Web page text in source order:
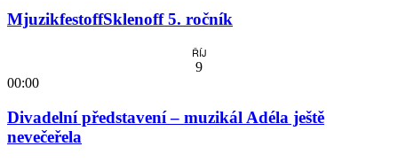
MjuzikfestoffSklenoff 5. ročník
ŘÍJ
9
00:00
Divadelní představení – muzikál Adéla ještě
nevečeřela